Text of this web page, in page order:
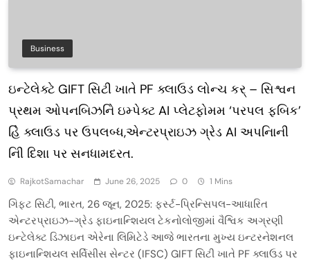
Business
ઇન્ટેલેક્ટે GIFT સિટી ખાતે PF ક્લાઉડ લોન્ચ કર્ – સિશ્વન
પ્રથમ ઓપનબિઝનેિ ઇમ્પેક્ટ AI પ્લેટફોમમ ‘પરપલ ફબિક’
હિે ક્લાઉડ પર ઉપલબ્ધ,એન્ટરપ્રાઇઝ ગ્રેડ AI અપનિાની
નિી દિશા પર સનધામદરત.
RajkotSamachar June 26, 2025 0 1 Mins
ગિફ્ટ સિટી, ભારત, 26 જૂન, 2025: ફર્સ્ટ-પ્રિન્સિપલ-આધારિત
એન્ટરપ્રાઇઝ-ગ્રેડ ફાઇનાન્શિયલ ટેકનોલોજીમાં વૈશ્વિક અગ્રણી
ઇન્ટેલેક્ટ ડિઝાઇન એરેના લિમિટેડે આજે ભારતના મુખ્ય ઇન્ટરનેશનલ
ફાઇનાન્શિયલ સર્વિસીસ સેન્ટર (IFSC) GIFT સિટી ખાતે PF ક્લાઉડ પર